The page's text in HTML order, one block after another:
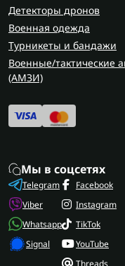
Детекторы дронов
Военная одежда
Турникеты и бандажи
Военные/тактические
(AMЗИ)
Мы в соцсетях
Telegram
Viber
Whatsapp
Signal
Facebook
Instagram
TikTok
YouTube
Threads